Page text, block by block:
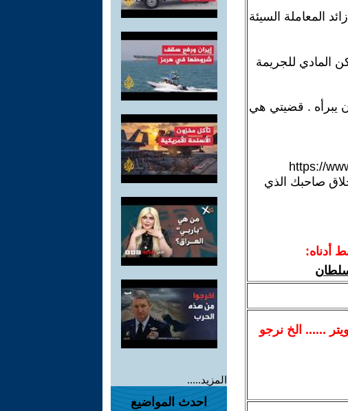
المعاملة السيئة
المادي للجريمة
يبرأه . قضيتي هي
ستتعرف على أخلاق صاحبك الذي
أدناه:
سلطان
...... الخ نرجو
المزيد.....
احدث المواضيع